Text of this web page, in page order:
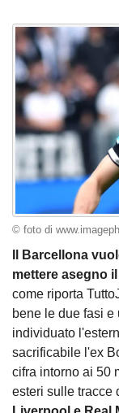
© foto di
Il Barcellona
mettere asegno
come riporta
bene le due fasi
individuato
sacrificabile l'ex
cifra intorno ai 50
esteri sulle tracce